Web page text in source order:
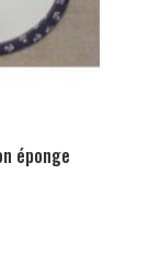
éponge